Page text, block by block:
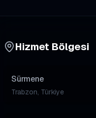
Hizmet Bölgesi
Sürmene
Trabzon, Türkiye